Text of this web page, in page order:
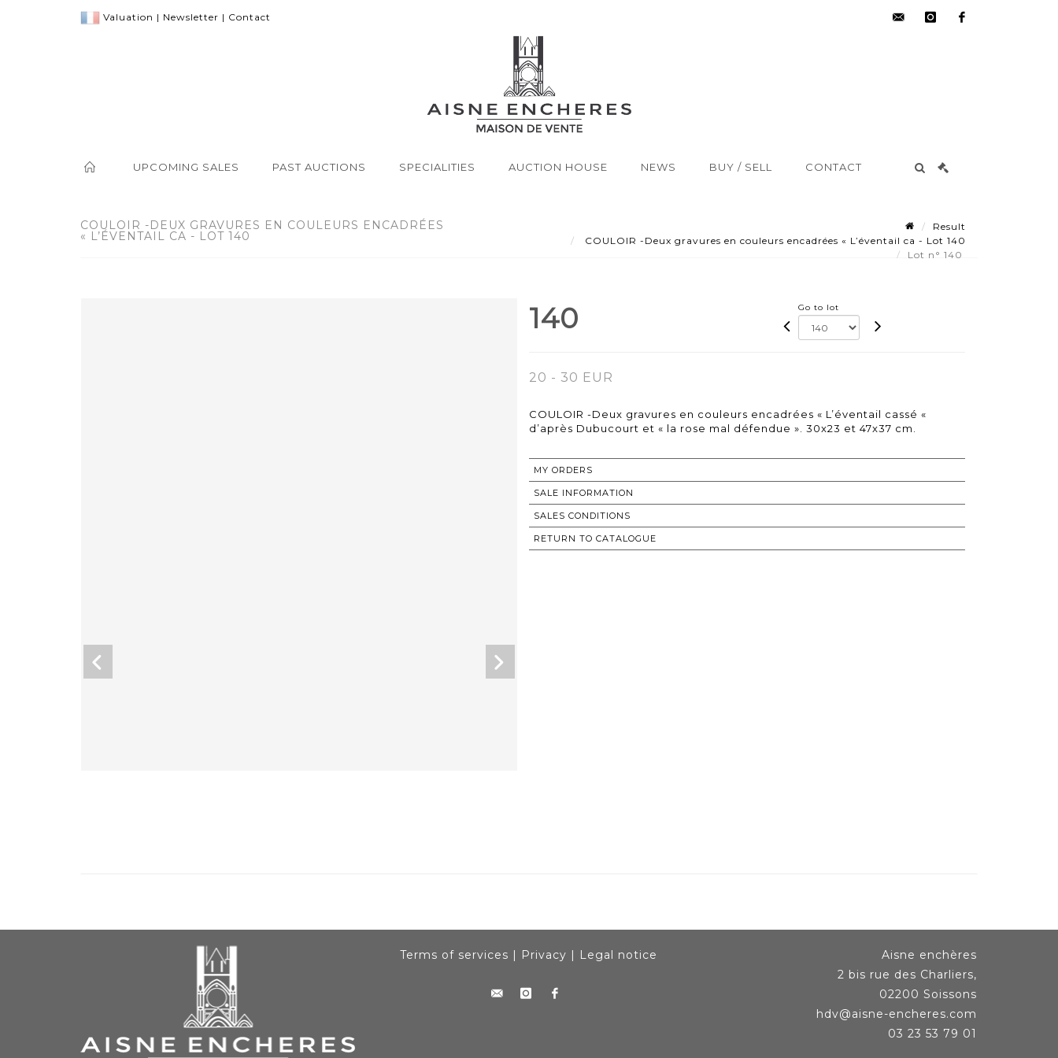
Valuation | Newsletter | Contact
UPCOMING SALES PAST AUCTIONS SPECIALITIES AUCTION HOUSE NEWS BUY / SELL CONTACT
COULOIR -DEUX GRAVURES EN COULEURS ENCADRÉES
« L’ÉVENTAIL CA - LOT 140
Result
COULOIR -Deux gravures en couleurs encadrées « L’éventail ca - Lot 140
Lot n° 140
140 Go to lot
20 - 30 EUR
COULOIR -Deux gravures en couleurs encadrées « L’éventail cassé «
d’après Dubucourt et « la rose mal défendue ». 30x23 et 47x37 cm.
MY ORDERS
SALE INFORMATION
SALES CONDITIONS
RETURN TO CATALOGUE
Terms of services | Privacy | Legal notice
Aisne enchères
2 bis rue des Charliers,
02200 Soissons
hdv@aisne-encheres.com
03 23 53 79 01